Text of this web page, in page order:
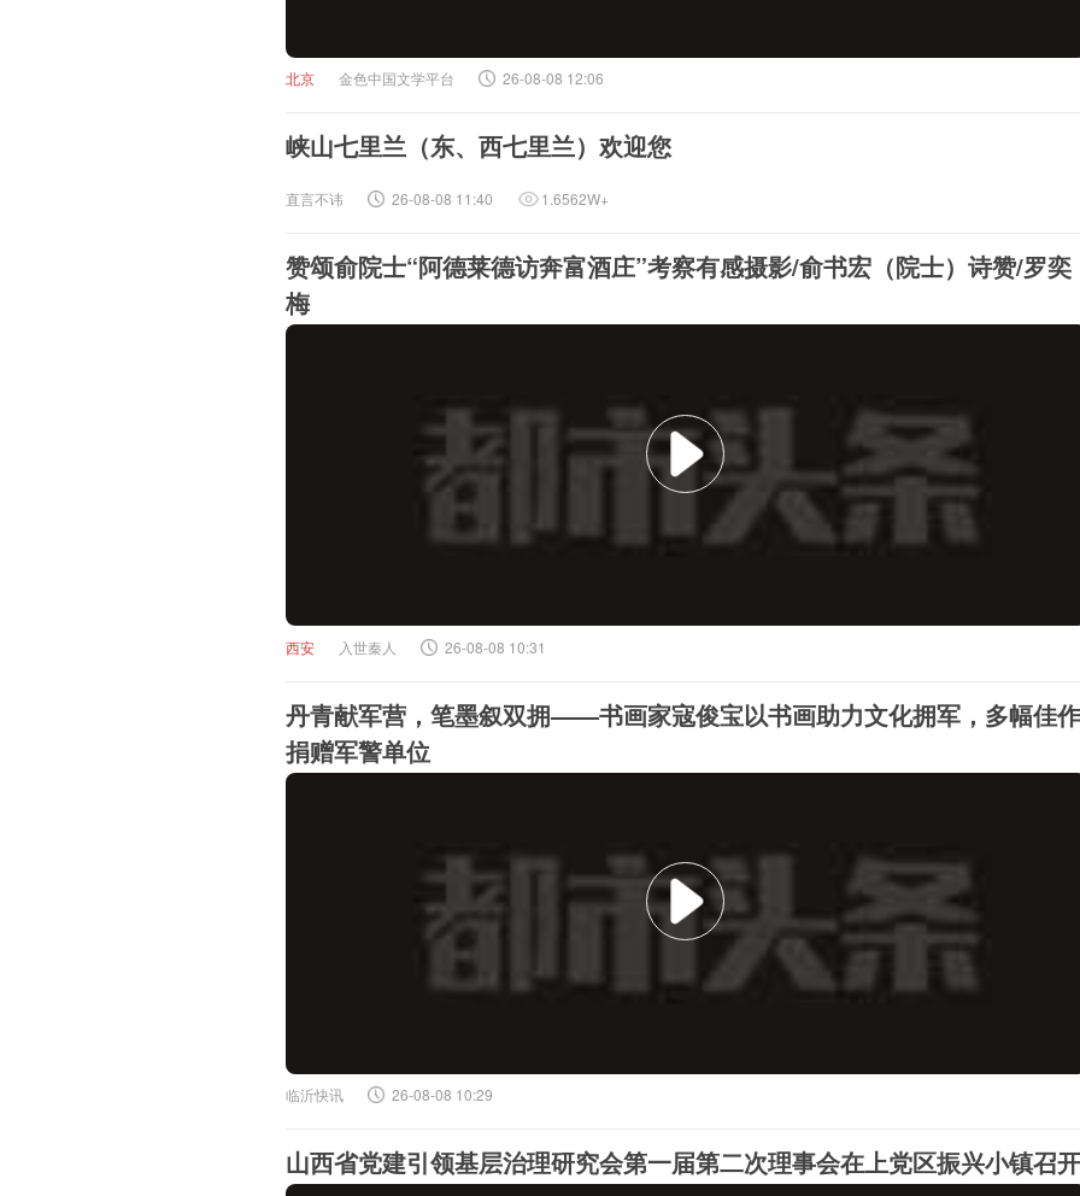
北京 金色中国文学平台 26-08-08 12:06
峡山七里兰（东、西七里兰）欢迎您
直言不讳 26-08-08 11:40 1.6562W+
赞颂俞院士“阿德莱德访奔富酒庄”考察有感摄影/俞书宏（院士）诗赞/罗奕
梅
西安 入世秦人 26-08-08 10:31
丹青献军营，笔墨叙双拥——书画家寇俊宝以书画助力文化拥军，多幅佳作
捐赠军警单位
临沂快讯 26-08-08 10:29
山西省党建引领基层治理研究会第一届第二次理事会在上党区振兴小镇召开